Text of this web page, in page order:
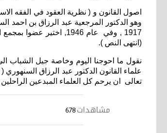
اصول القانون و ( نظرية العقود في الفقه
(انتهى النص ).
نقول ما احوجنا اليوم وخاصة جيل الشباب
علماء القانون الدكتور عبد الرزاق
تعالى ان يرحم كل العلماء المبدعين
مشاهدات 678